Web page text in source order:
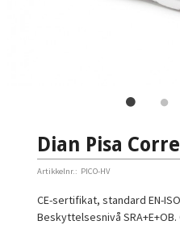
Dian Pisa
Artikkelnr.: PICO-HV
CE-sertifikat, standard EN-
Beskyttelsesnivå